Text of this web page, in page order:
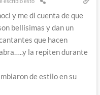
y me di cuenta de que
bellisimas y dan un
que hacen
la repiten durante
de estilo en su